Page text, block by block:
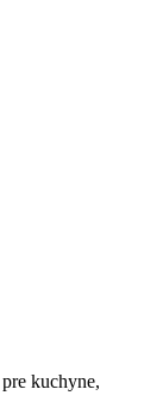
kuchyne,